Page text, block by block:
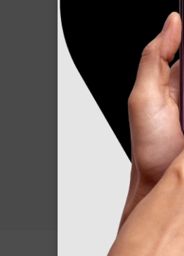
1 Na etapa
preencha